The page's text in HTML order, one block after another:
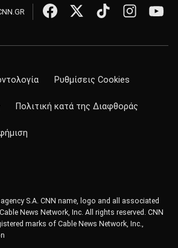
Ρυθμίσεις Cookies
Πολιτική κατά της Διαφθοράς
S.A. CNN name, logo and all associated
News Network, Inc. All rights reserved. CNN
marks of Cable News Network, Inc.,